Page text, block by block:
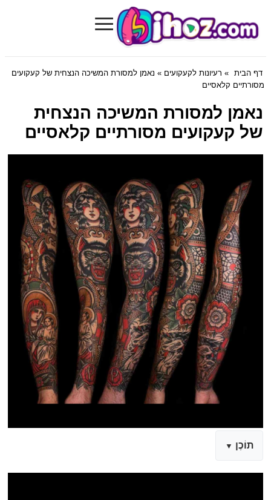
Bihoz.com
≡
דף הבית » רעיונות לקעקועים » נאמן למסורת המשיכה הנצחית של קעקועים
מסורתיים קלאסיים
נאמן למסורת המשיכה הנצחית
של קעקועים מסורתיים קלאסיים
תוֹכֶן